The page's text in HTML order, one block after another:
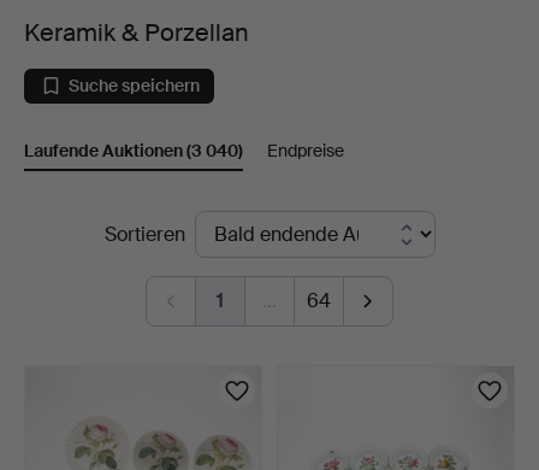
Porzellan
Keramik & Porzellan
Suche speichern
Laufende Auktionen(3 040) Endpreise
LaufendeSortieren
1 … 64